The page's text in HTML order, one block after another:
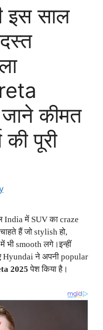
इस साल
कीमत
पूरी
में SUV का craze
हैं जो stylish हो,
भी smooth लगे।इन्हीं
Hyundai ने अपनी popular
2025 पेश किया है।